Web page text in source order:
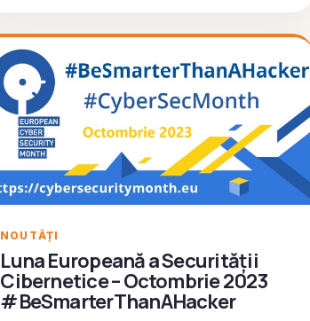
NOUTĂȚI
Luna Europeană a Securității
Cibernetice – Octombrie 2023
#BeSmarterThanAHacker